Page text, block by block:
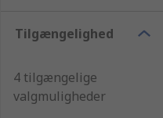
Tilgængelighed
4 tilgængelige
valgmuligheder